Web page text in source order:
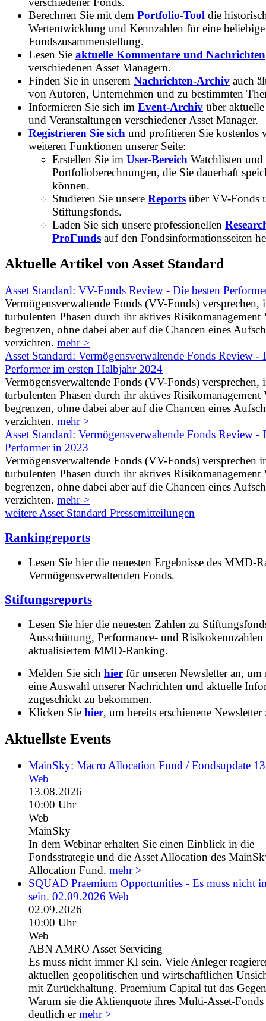
Berechnen Sie mit dem Portfolio-Tool die
Wertentwicklung und Kennzahlen für eine beliebige
Fondszusammenstellung.
Lesen Sie aktuelle Kommentare und Nachrichten
verschiedenen Asset Managern.
Finden Sie in unserem Nachrichten-Archiv auch
von Autoren, Unternehmen und zu bestimmten
Informieren Sie sich im Event-Archiv über
und Veranstaltungen verschiedener Asset Manager.
Registrieren Sie sich und profitieren Sie kostenlos
weiteren Funktionen unserer Seite:
Erstellen Sie im User-Bereich Watchlisten und
Portfolioberechnungen, die Sie dauerhaft
können.
Studieren Sie unsere Reports über VV-Fonds
Stiftungsfonds.
Laden Sie sich unsere professionellen
ProFunds auf den Fondsinformationsseiten
Aktuelle Artikel von Asset Standard
Asset Standard: VV-Fonds Review - Die besten
Vermögensverwaltende Fonds (VV-Fonds) versprechen,
turbulenten Phasen durch ihr aktives Risikomanagement
begrenzen, ohne dabei aber auf die Chancen eines
verzichten. mehr >
Asset Standard: Vermögensverwaltende Fonds Review -
Performer im ersten Halbjahr 2024
Vermögensverwaltende Fonds (VV-Fonds) versprechen,
turbulenten Phasen durch ihr aktives Risikomanagement
begrenzen, ohne dabei aber auf die Chancen eines
verzichten. mehr >
Asset Standard: Vermögensverwaltende Fonds Review -
Performer in 2023
Vermögensverwaltende Fonds (VV-Fonds) versprechen
turbulenten Phasen durch ihr aktives Risikomanagement
begrenzen, ohne dabei aber auf die Chancen eines
verzichten. mehr >
weitere Asset Standard Pressemitteilungen
Rankingreports
Lesen Sie hier die neuesten Ergebnisse des MMD-
Vermögensverwaltenden Fonds.
Stiftungsreports
Lesen Sie hier die neuesten Zahlen zu
Ausschüttung, Performance- und
aktualisiertem MMD-Ranking.
Melden Sie sich hier für unseren Newsletter an, um
eine Auswahl unserer Nachrichten und aktuelle
zugeschickt zu bekommen.
Klicken Sie hier, um bereits erschienene Newsletter
Aktuellste Events
MainSky: Macro Allocation Fund / Fondsupdate
Web
13.08.2026
10:00 Uhr
Web
MainSky
In dem Webinar erhalten Sie einen Einblick in die
Fondsstrategie und die Asset Allocation des
Allocation Fund. mehr >
SQUAD Praemium Opportunities - Es muss nicht
sein. 02.09.2026 Web
02.09.2026
10:00 Uhr
Web
ABN AMRO Asset Servicing
Es muss nicht immer KI sein. Viele Anleger
aktuellen geopolitischen und wirtschaftlichen
mit Zurückhaltung. Praemium Capital tut das
Warum sie die Aktienquote ihres Multi-Asset-Fonds
deutlich ermehr >